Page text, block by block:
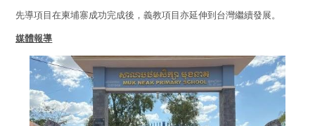
為何選擇伍宜孫書院?
The Sunny College
伍宜孫書院的標誌性設施 - 創意實驗室
House of Sunny Living – 獨特的書院項目!
先導項目在柬埔寨成功完成後，義教項目亦延伸到台灣繼續發展。
媒體報導